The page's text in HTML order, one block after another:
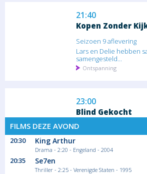
21:40
Kopen Zonder
Seizoen 9 aflevering
Lars en Delie hebben
samengesteld...
Ontspanning
23:00
Blind Gekocht
Seizoen 4 aflevering
Béa trok alles uit de
Ontspanning
FILMS DEZE AVOND
20:30 King Arthur
Drama - 2:20 - Engeland - 2004
20:35 Se7en
Thriller - 2:25 - Verenigde Staten - 1995